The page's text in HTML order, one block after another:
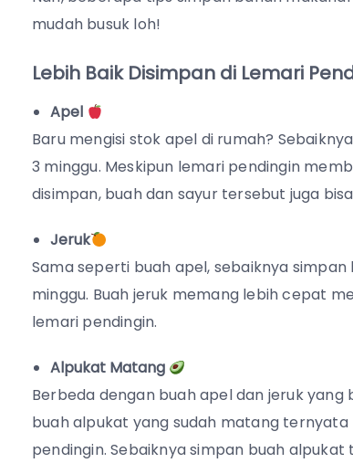
mudah busuk loh!
Lebih Baik Disimpan di Lemari
Apel
Baru mengisi stok apel di rumah?
3 minggu. Meskipun lemari pendingin
disimpan, buah dan sayur tersebut juga
Jeruk
Sama seperti buah apel, sebaiknya
minggu. Buah jeruk memang lebih cepat
lemari pendingin.
Alpukat Matang
Berbeda dengan buah apel dan jeruk
buah alpukat yang sudah matang
pendingin. Sebaiknya simpan buah